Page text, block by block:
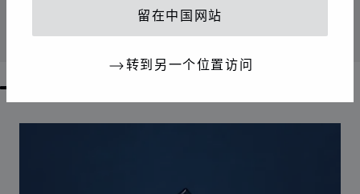
留在中国网站
转到另一个位置访问
联系我们